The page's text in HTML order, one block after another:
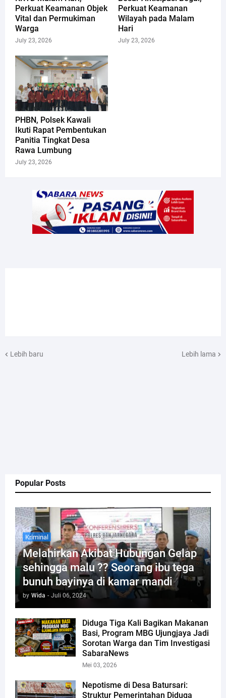
Popular Posts
Kriminal
Melahirkan Akibat Hubungan Gelap
sehingga malu ?? Seorang ibu tega
bunuh bayinya di kamar mandi
by Wida - Juli 06, 2024
Diduga Tiga Kali Bagikan Makanan
Basi, Program MBG Ujungjaya Jadi
Sorotan Warga dan Tim Investigasi
SabaraNews
Mei 03, 2026
Nepotisme di Desa Batursari:
Struktur Pemerintahan Diduga
Perkuat Keamanan Objek
Vital dan Permukiman
Warga
July 23, 2026
Perkuat Keamanan
Wilayah pada Malam
Hari
July 23, 2026
PHBN, Polsek Kawali
Ikuti Rapat Pembentukan
Panitia Tingkat Desa
Rawa Lumbung
July 23, 2026
Lebih baru Lebih lama